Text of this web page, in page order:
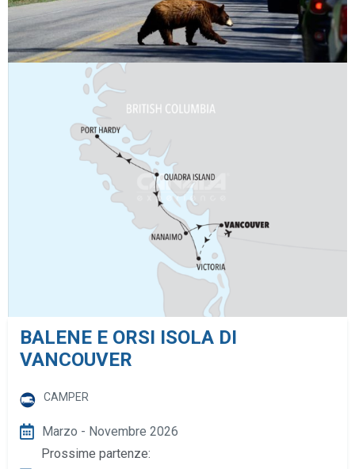
BALENE E ORSI ISOLA DI
VANCOUVER
CAMPER
Marzo - Novembre 2026
Prossime partenze: